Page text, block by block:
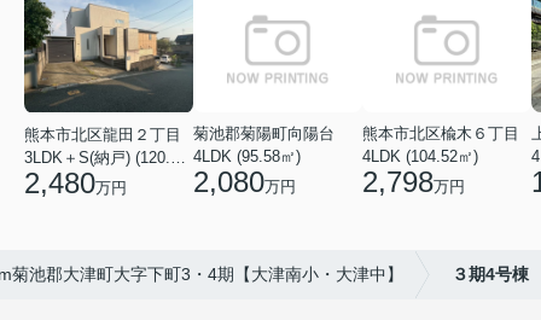
熊本市北区龍田２丁目
2,480万円
菊池郡菊陽町向陽台
4LDK (95.58㎡)
2,080万円
熊本市北区楡木６丁目
4LDK (104.52㎡)
2,798万円
池郡大津町大字下町3・4期【大津南小・大津中】 ３期4号棟